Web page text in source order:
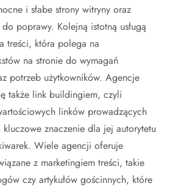
i słabe strony witryny oraz
poprawy. Kolejną istotną usługą
treści, która polega na
na stronie do wymagań
potrzeb użytkowników. Agencje
także link buildingiem, czyli
linków prowadzących
znaczenie dla jej autorytetu
Wiele agencji oferuje
z marketingiem treści, takie
czy artykułów gościnnych, które